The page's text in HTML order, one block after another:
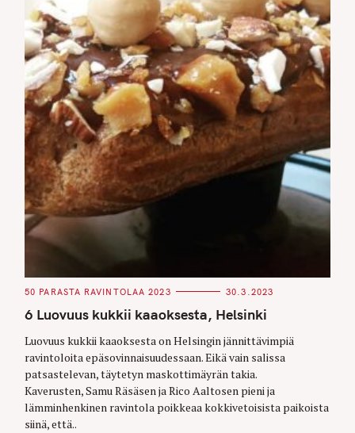
C
T
E
O
R
I
S
50 PARASTA RAVINTOLAA 2023 30.3.2023
6 Luovuus kukkii kaaoksesta, Helsinki
Luovuus kukkii kaaoksesta on Helsingin jännittävimpiä
ravintoloita epäsovinnaisuudessaan. Eikä vain salissa
patsastelevan, täytetyn maskottimäyrän takia.
Kaverusten, Samu Räsäsen ja Rico Aaltosen pieni ja
lämminhenkinen ravintola poikkeaa kokkivetoisista paikoista
siinä, että..